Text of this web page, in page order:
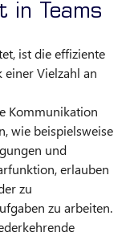
in Teams
ist die effiziente
einer Vielzahl an
Kommunikation
wie beispielsweise
und
erlauben
zu
zu arbeiten.